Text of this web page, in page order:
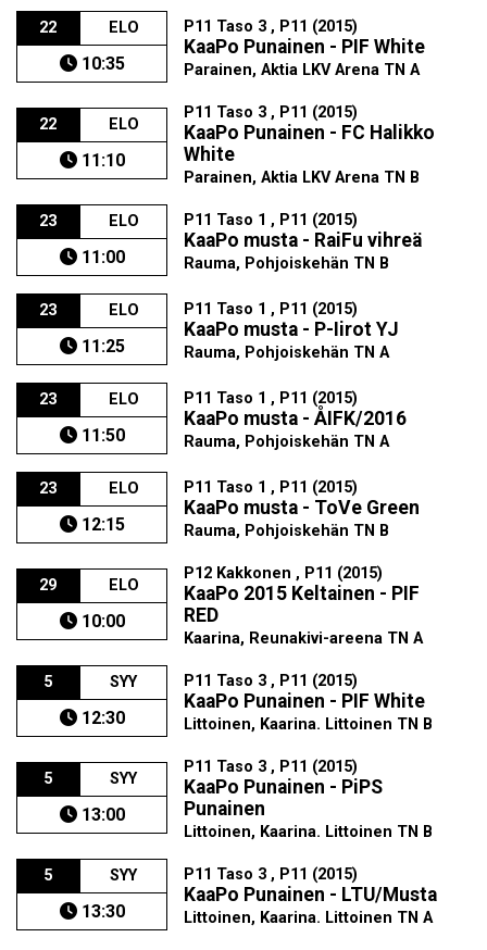
22 ELO
10:35
P11 Taso 3 , P11 (2015)
KaaPo Punainen - PIF White
Parainen, Aktia LKV Arena TN A
22 ELO
11:10
P11 Taso 3 , P11 (2015)
KaaPo Punainen - FC Halikko
White
Parainen, Aktia LKV Arena TN B
23 ELO
11:00
P11 Taso 1 , P11 (2015)
KaaPo musta - RaiFu vihreä
Rauma, Pohjoiskehän TN B
23 ELO
11:25
P11 Taso 1 , P11 (2015)
KaaPo musta - P-Iirot YJ
Rauma, Pohjoiskehän TN A
23 ELO
11:50
P11 Taso 1 , P11 (2015)
KaaPo musta - ÅIFK/2016
Rauma, Pohjoiskehän TN A
23 ELO
12:15
P11 Taso 1 , P11 (2015)
KaaPo musta - ToVe Green
Rauma, Pohjoiskehän TN B
29 ELO
10:00
P12 Kakkonen , P11 (2015)
KaaPo 2015 Keltainen - PIF
RED
Kaarina, Reunakivi-areena TN A
5 SYY
12:30
P11 Taso 3 , P11 (2015)
KaaPo Punainen - PIF White
Littoinen, Kaarina. Littoinen TN B
5 SYY
13:00
P11 Taso 3 , P11 (2015)
KaaPo Punainen - PiPS
Punainen
Littoinen, Kaarina. Littoinen TN B
5 SYY
13:30
P11 Taso 3 , P11 (2015)
KaaPo Punainen - LTU/Musta
Littoinen, Kaarina. Littoinen TN A